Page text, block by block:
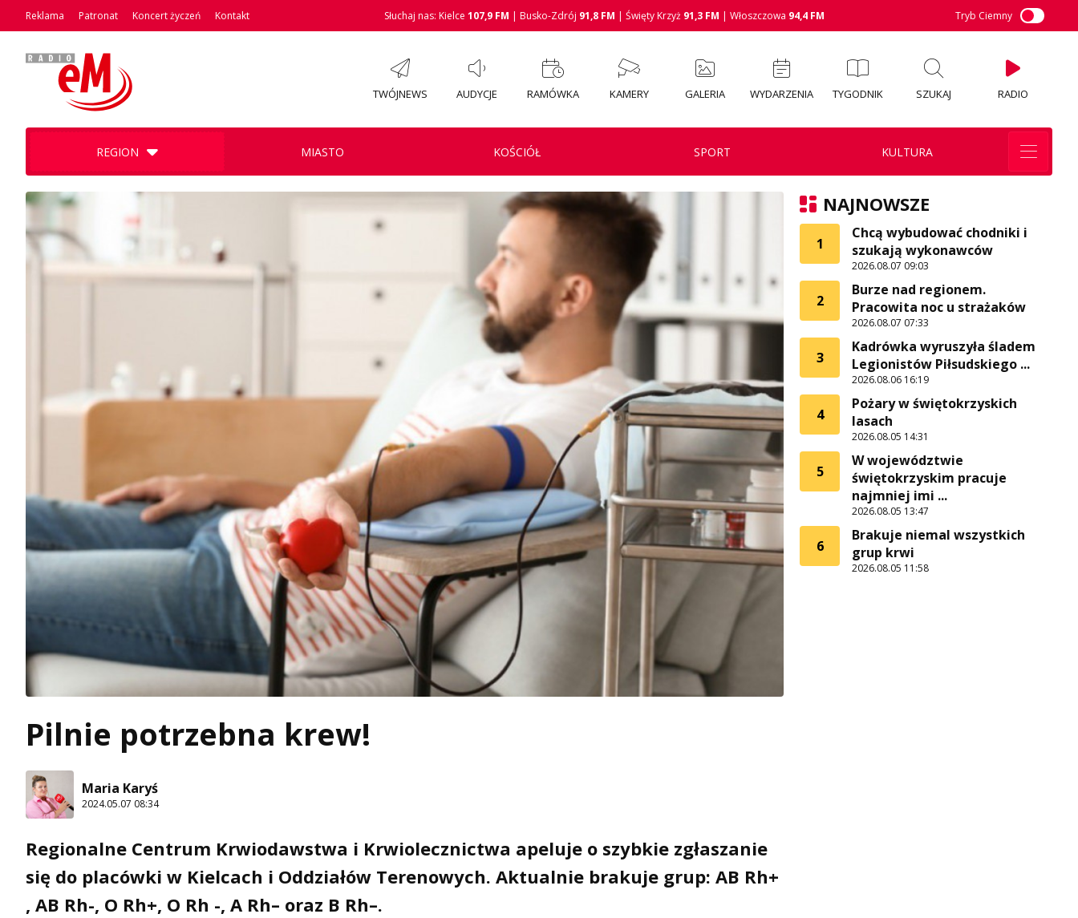
Reklama Patronat Koncert życzeń Kontakt Słuchaj nas: Kielce 107,9 FM | Busko-Zdrój 91,8 FM | Święty Krzyż 91,3 FM | Włoszczowa 94,4 FM Tryb Ciemny
TWÓJNEWS AUDYCJE RAMÓWKA KAMERY GALERIA WYDARZENIA TYGODNIK SZUKAJ RADIO
REGION MIASTO KOŚCIÓŁ SPORT KULTURA
Pilnie potrzebna krew!
Maria Karyś
2024.05.07 08:34
Regionalne Centrum Krwiodawstwa i Krwiolecznictwa apeluje o szybkie zgłaszanie
się do placówki w Kielcach i Oddziałów Terenowych. Aktualnie brakuje grup: AB Rh+
, AB Rh-, O Rh+, O Rh -, A Rh– oraz B Rh–.
NAJNOWSZE
1
Chcą wybudować chodniki i
szukają wykonawców
2026.08.07 09:03
2
Burze nad regionem.
Pracowita noc u strażaków
2026.08.07 07:33
3
Kadrówka wyruszyła śladem
Legionistów Piłsudskiego ...
2026.08.06 16:19
4
Pożary w świętokrzyskich
lasach
2026.08.05 14:31
5
W województwie
świętokrzyskim pracuje
najmniej imi ...
2026.08.05 13:47
6
Brakuje niemal wszystkich
grup krwi
2026.08.05 11:58